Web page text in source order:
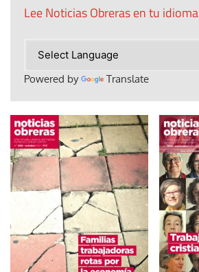
Lee Noticias Obreras en tu idioma
Powered by Translate